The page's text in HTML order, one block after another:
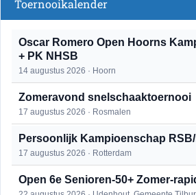
Toernooikalender
Oscar Romero Open Hoorns
+ PK NHSB
14 augustus 2026 · Hoorn
Zomeravond snelschaaktoernooi
17 augustus 2026 · Rosmalen
Persoonlijk Kampioenschap
17 augustus 2026 · Rotterdam
Open 6e Senioren-50+ Zomer-